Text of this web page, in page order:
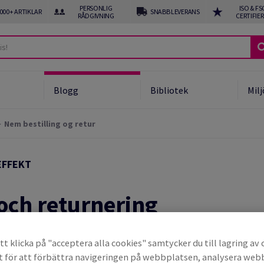
ARTIKLAR
PERSONLIG
RÅDGIVNING
SNABB LEVERANS
ISO &
Blogg Bibliotek
lösningar
Nem bestilling og retur
returnering
klicka på "acceptera alla cookies" samtycker du till lagring av
för att förbättra navigeringen på webbplatsen, analysera